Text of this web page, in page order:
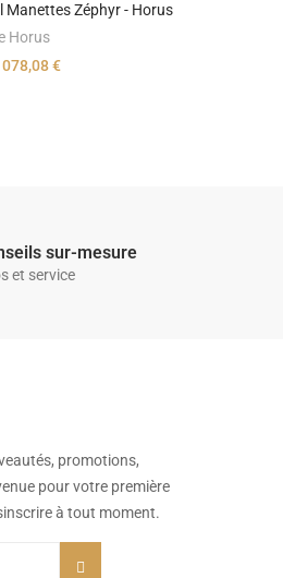
Manettes Zéphyr - Horus
Horus
078,08 €
sur-mesure
et service
promotions,
pour votre première
à tout moment.